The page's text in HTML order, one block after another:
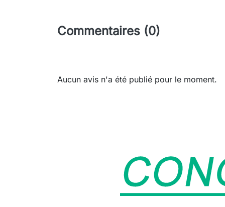
Commentaires (0)
Aucun avis n'a été publié pour le moment.